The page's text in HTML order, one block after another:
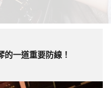
的一道重要防線！